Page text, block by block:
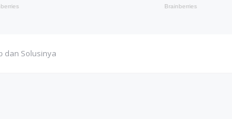
dan Solusinya